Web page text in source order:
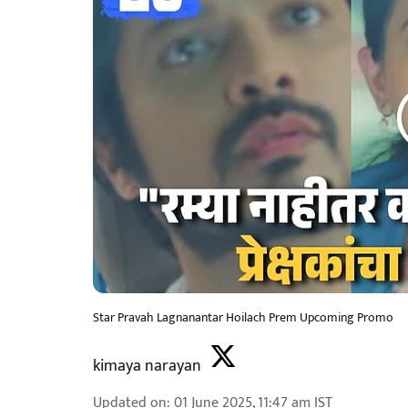
Star Pravah Lagnanantar Hoilach Prem Upcoming Promo
kimaya narayan
Updated on:01 June 2025, 11:47 am IST